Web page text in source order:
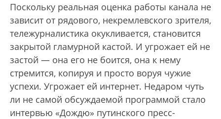
Поскольку реальная оценка работы канала не
зависит от рядового, некремлевского зрителя,
тележурналистика окукливается, становится
закрытой гламурной кастой. И угрожает ей не
застой — она его не боится, она к нему
стремится, копируя и просто воруя чужие
успехи. Угрожает ей интернет. Недаром чуть
ли не самой обсуждаемой программой стало
интервью «Дождю» путинского пресс-